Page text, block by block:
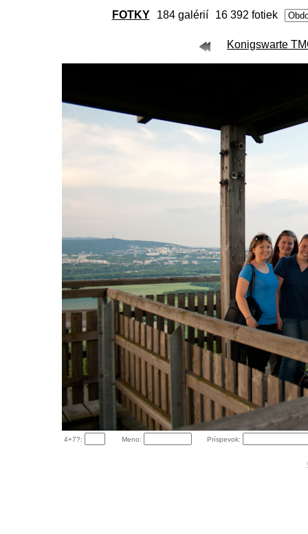
FOTKY 184 galérií 16 392 fotiek
Konigswarte
4+7?: Meno: Príspevok: